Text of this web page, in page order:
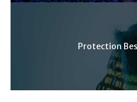
Protection